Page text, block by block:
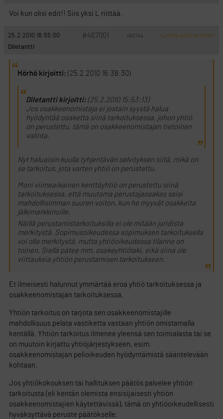
Voi kun olisi edit!! Siis yksi L riittää.
25.2.2010 18:55:00 #467001 VASTAA ILMOITA ASIATON VIESTI
Diletantti
Hörhö kirjoitti: (25.2.2010 16:38:30)
Diletantti kirjoitti:(25.2.2010 15:53:13)
Jos osakkeenomistaja ei jostain syystä halua
hyödyntää osaketta siinä tarkoituksessa, johon yhtiö
on perustettu, tämä on osakkeenomistajan tietoinen
valinta.
Nyt haluaisin kuulla tyhjentävän selvityksen siitä, mikä on
se tarkoitus, jota varten yhtiö on perustettu.
Moni viimeaikainen kenttäyhtiö on perustettu siinä
tarkoituksessa, että muutama perustajaosakas saisi
mahdollisimman suuren voiton, kun he myyvät osakkeita
jälkimarkkinoille.
Näillä perustamistarkoituksilla ei ole mitään juridista
merkitystä. Sopimusoikeudessa sopimuksen tarkoituksella
voi olla merkitystä, mutta yhtiöoikeudessa tilanne on
toinen. Siellä pätee mm. osakeyhtiölaki, eikä siinä ole
viittauksia yhtiön perustamisen tarkoitukseen.
Et ilmeisesti halunnut ymmärtää eroa yhtiö tarkoituksessa ja
osakkeenomistajan tarkoituksessa.
Yhtiön tarkoitus on tarjota sen osakkeenomistajille
mahdollisuus pelata vastiketta vastaan yhtiön omistamalla
kentällä. Yhtiön tarkoitus ilmenee yleensä sen toimialasta tai se
on muutoin kirjattu yhtiöjärjestykseen, esim.
osakkeenomistajan pelioikeuden hyödyntämistä sääntelevään
kohtaan.
Jos yhtiökokouksen tai hallituksen päätös palvelee yhtiön
tarkoitusta (eli kentän olemista ensisijaisesti yhtiön
osakkeenomistajien käytettävissä), tämä on yhtiöoikeudellisesti
hyväksyttävä peruste päätökselle.